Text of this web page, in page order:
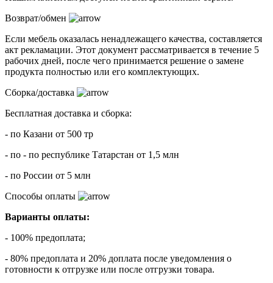
Возврат/обмен
Если мебель оказалась ненадлежащего качества, составляется
акт рекламации. Этот документ рассматривается в течение 5
рабочих дней, после чего принимается решение о замене
продукта полностью или его комплектующих.
Сборка/доставка
Бесплатная доставка и сборка:
- по Казани от 500 тр
- по - по республике Татарстан от 1,5 млн
- по России от 5 млн
Способы оплаты
Варианты оплаты:
- 100% предоплата;
- 80% предоплата и 20% доплата после уведомления о
готовности к отгрузке или после отгрузки товара.